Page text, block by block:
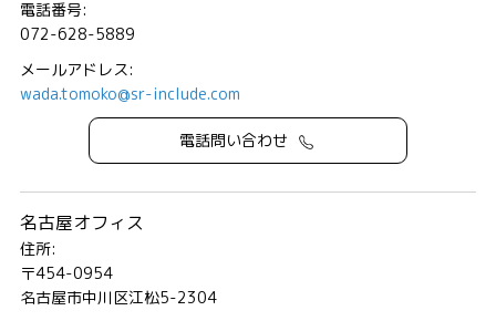
電話番号:
072-628-5889
メールアドレス:
wada.tomoko@sr-include.com
電話問い合わせ
名古屋オフィス
住所:
〒454-0954
名古屋市中川区江松5-2304